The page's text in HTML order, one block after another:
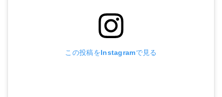
この投稿をInstagramで見る